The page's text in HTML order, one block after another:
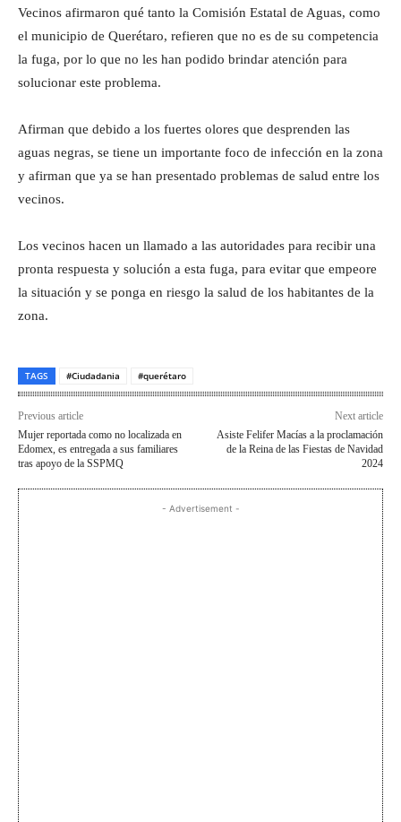
Vecinos afirmaron qué tanto la Comisión Estatal de Aguas, como
el municipio de Querétaro, refieren que no es de su competencia
la fuga, por lo que no les han podido brindar atención para
solucionar este problema.
Afirman que debido a los fuertes olores que desprenden las
aguas negras, se tiene un importante foco de infección en la zona
y afirman que ya se han presentado problemas de salud entre los
vecinos.
Los vecinos hacen un llamado a las autoridades para recibir una
pronta respuesta y solución a esta fuga, para evitar que empeore
la situación y se ponga en riesgo la salud de los habitantes de la
zona.
TAGS #Ciudadania #querétaro
Previous article
Mujer reportada como no localizada en
Edomex, es entregada a sus familiares
tras apoyo de la SSPMQ
Next article
Asiste Felifer Macías a la proclamación
de la Reina de las Fiestas de Navidad
2024
- Advertisement -